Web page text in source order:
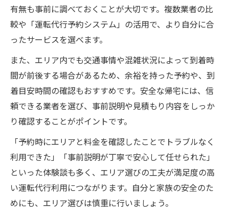
有無も事前に調べておくことが大切です。複数業者の比
較や「運転代行予約システム」の活用で、より自分に合
ったサービスを選べます。
また、エリア内でも交通事情や混雑状況によって到着時
間が前後する場合があるため、余裕を持った予約や、到
着目安時間の確認もおすすめです。安全な帰宅には、信
頼できる業者を選び、事前説明や見積もり内容をしっか
り確認することがポイントです。
「予約時にエリアと料金を確認したことでトラブルなく
利用できた」「事前説明が丁寧で安心して任せられた」
といった体験談も多く、エリア選びの工夫が満足度の高
い運転代行利用につながります。自分と家族の安全のた
めにも、エリア選びは慎重に行いましょう。